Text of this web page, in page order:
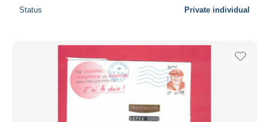
Status Private individual